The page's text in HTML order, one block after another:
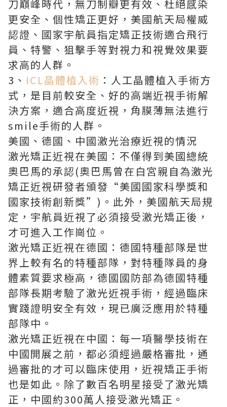
刀巔峰時代，無刀制瓣更有效、杜絕感染
更安全、個性矯正更好，美國航天局權威
認證、國家宇航員指定矯正技術適合飛行
員、特警、狙擊手等對視力和視覺效果要
求高的人群。
3、 ICL晶體植入術 ：人工晶體植入手術方
式，是目前較安全、好的高端近視手術解
決方案，適合高度近視，角膜薄無法進行
smile手術的人群。
美國、德國、中國激光治療近視的情況
激光矯正近視在美國：不僅得到美國總統
奧巴馬的承認(奧巴馬曾在白宮親自為激光
矯正近視研發者頒發“美國國家科學獎和
國家技術創新獎”)。此外，美國航天局規
定，宇航員近視了必須接受激光矯正後，
才可進入工作崗位。
激光矯正近視在德國：德國特種部隊是世
界上較有名的特種部隊，對特種隊員的身
體素質要求極高，德國國防部為德國特種
部隊長期考驗了激光近視手術，經過臨床
實踐證明安全有效，現已廣泛應用於特種
部隊中。
激光矯正近視在中國：每一項醫學技術在
中國開展之前，都必須經過嚴格審批，通
過審批的才可以臨床使用，近視矯正手術
也是如此。除了數百名明星接受了激光矯
正，中國約300萬人接受激光矯正。